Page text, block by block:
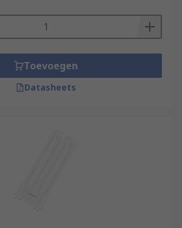
Toevoegen
Datasheets